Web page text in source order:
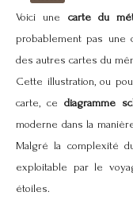
Voici une carte du
probablement pas
des autres cartes du
Cette illustration, ou
carte, cediagramme
moderne dans la
Malgré la complexité
exploitable par le
étoiles.